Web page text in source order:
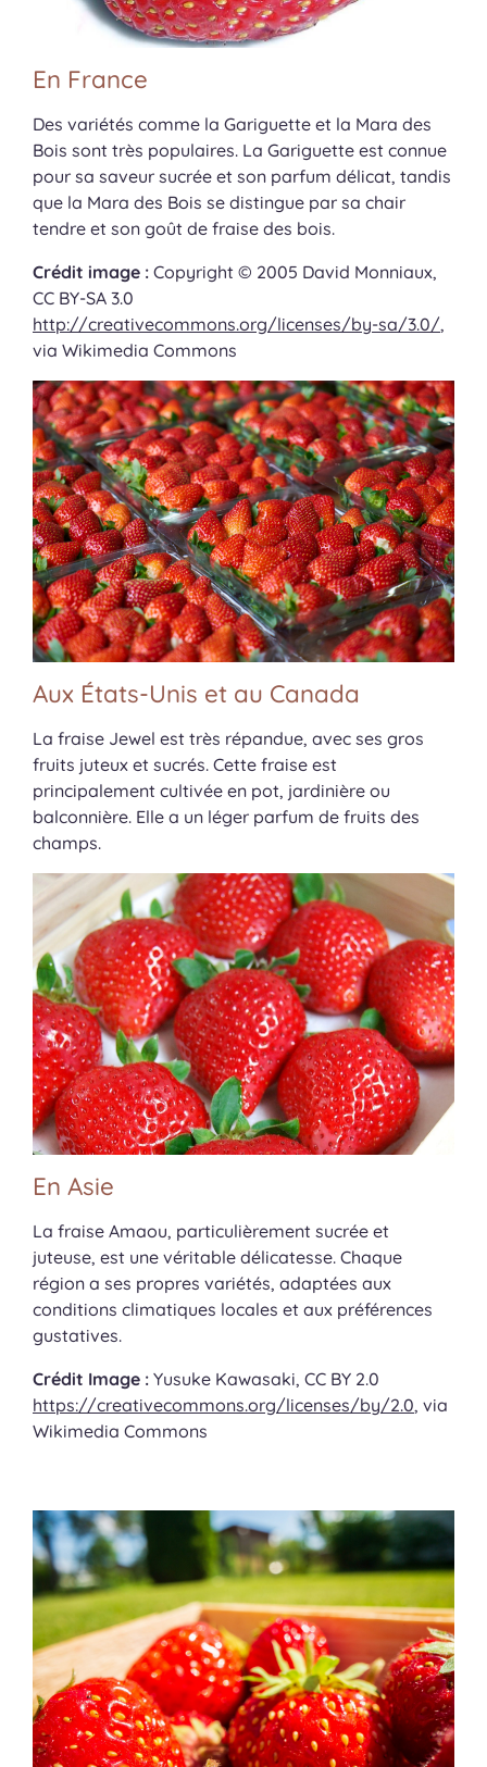
En France
Des variétés comme la Gariguette et la Mara des
Bois sont très populaires. La Gariguette est connue
pour sa saveur sucrée et son parfum délicat, tandis
que la Mara des Bois se distingue par sa chair
tendre et son goût de fraise des bois.
Crédit image : Copyright © 2005 David Monniaux,
CC BY-SA 3.0
http://creativecommons.org/licenses/by-sa/3.0/,
via Wikimedia Commons
Aux États-Unis et au Canada
La fraise Jewel est très répandue, avec ses gros
fruits juteux et sucrés. Cette fraise est
principalement cultivée en pot, jardinière ou
balconnière. Elle a un léger parfum de fruits des
champs.
En Asie
La fraise Amaou, particulièrement sucrée et
juteuse, est une véritable délicatesse. Chaque
région a ses propres variétés, adaptées aux
conditions climatiques locales et aux préférences
gustatives.
Crédit Image : Yusuke Kawasaki, CC BY 2.0
https://creativecommons.org/licenses/by/2.0, via
Wikimedia Commons